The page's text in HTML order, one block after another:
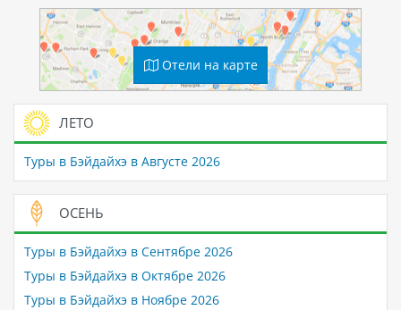
Отели на карте
ЛЕТО
Туры в Бэйдайхэ в Августе 2026
ОСЕНЬ
Туры в Бэйдайхэ в Сентябре 2026
Туры в Бэйдайхэ в Октябре 2026
Туры в Бэйдайхэ в Ноябре 2026